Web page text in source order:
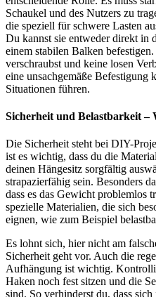
Schaukel und des Nutzers zu
die speziell für schwere Lasten
Du kannst sie entweder direkt in
einem stabilen Balken
verschraubst und keine losen
eine unsachgemäße Befestigung
Situationen führen.
Sicherheit und Belastbarkeit –
Die Sicherheit steht bei DIY-
ist es wichtig, dass du die
deinen Hängesitz sorgfältig
strapazierfähig sein. Besonders
dass es das Gewicht problemlos
spezielle Materialien, die sich
eignen, wie zum Beispiel
Es lohnt sich, hier nicht am
Sicherheit geht vor. Auch die
Aufhängung ist wichtig.
Haken noch fest sitzen und die
sind. So verhinderst du, dass